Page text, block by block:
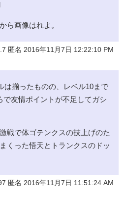
ら画像はれよ。
匿名 2016年11月7日 12:22:10 PM
は揃ったものの、レベル10まで
で友情ポイントが不足してガシ
戦で体ゴテンクスの技上げのた
くった悟天とトランクスのドッ
匿名 2016年11月7日 11:51:24 AM